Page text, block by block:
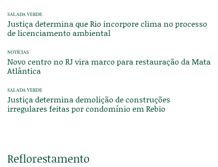
SALADA VERDE
Justiça determina que Rio incorpore clima no processo
de licenciamento ambiental
NOTÍCIAS
Novo centro no RJ vira marco para restauração da Mata
Atlântica
SALADA VERDE
Justiça determina demolição de construções
irregulares feitas por condomínio em Rebio
Reflorestamento